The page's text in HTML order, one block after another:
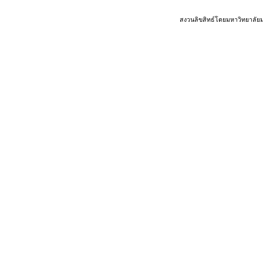
สงวนลิขสิทธ์โดยมหาวิทยาลั